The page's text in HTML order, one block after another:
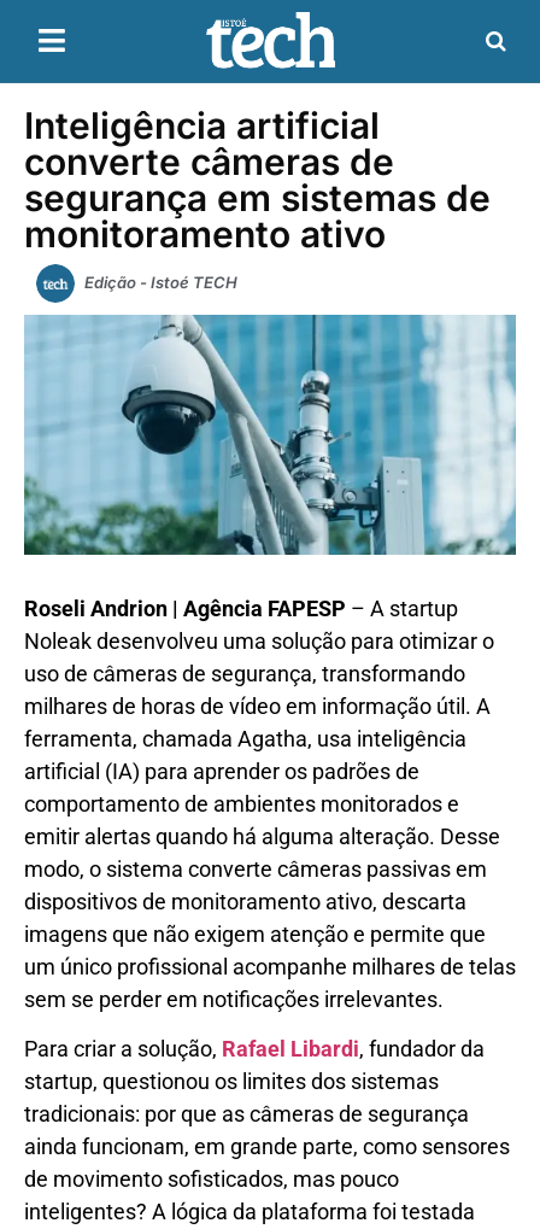
Inteligência artificial
converte câmeras de
segurança em sistemas de
monitoramento ativo
Edição - Istoé TECH
Roseli Andrion | Agência FAPESP – A startup
Noleak desenvolveu uma solução para otimizar o
uso de câmeras de segurança, transformando
milhares de horas de vídeo em informação útil. A
ferramenta, chamada Agatha, usa inteligência
artificial (IA) para aprender os padrões de
comportamento de ambientes monitorados e
emitir alertas quando há alguma alteração. Desse
modo, o sistema converte câmeras passivas em
dispositivos de monitoramento ativo, descarta
imagens que não exigem atenção e permite que
um único profissional acompanhe milhares de telas
sem se perder em notificações irrelevantes.
Para criar a solução, Rafael Libardi, fundador da
startup, questionou os limites dos sistemas
tradicionais: por que as câmeras de segurança
ainda funcionam, em grande parte, como sensores
de movimento sofisticados, mas pouco
inteligentes? A lógica da plataforma foi testada